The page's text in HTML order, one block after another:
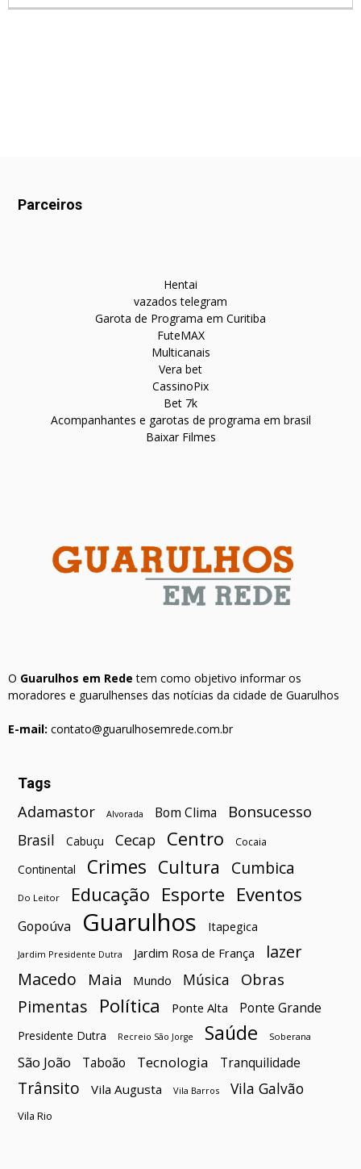
Parceiros
Hentai
vazados telegram
Garota de Programa em Curitiba
FuteMAX
Multicanais
Vera bet
CassinoPix
Bet 7k
Acompanhantes e garotas de programa em brasil
Baixar Filmes
O Guarulhos em Rede tem como objetivo informar os
moradores e guarulhenses das notícias da cidade de Guarulhos
E-mail: contato@guarulhosemrede.com.br
Tags
Adamastor Alvorada Bom Clima Bonsucesso
Brasil Cabuçu Cecap Centro Cocaia
Continental Crimes Cultura Cumbica
Do Leitor Educação Esporte Eventos
Gopoúva Guarulhos Itapegica
Jardim Presidente Dutra Jardim Rosa de França
lazer
Macedo
Maia Mundo Música Obras
Pimentas Política Ponte Alta Ponte Grande
Presidente Dutra Recreio São Jorge Saúde Soberana
São João Taboão Tecnologia Tranquilidade
Trânsito Vila Augusta Vila Barros Vila Galvão
Vila Rio